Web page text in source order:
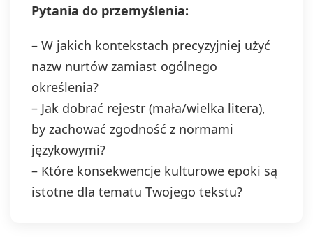
Pytania do przemyślenia:
– W jakich kontekstach precyzyjniej użyć
nazw nurtów zamiast ogólnego
określenia?
– Jak dobrać rejestr (mała/wielka litera),
by zachować zgodność z normami
językowymi?
– Które konsekwencje kulturowe epoki są
istotne dla tematu Twojego tekstu?